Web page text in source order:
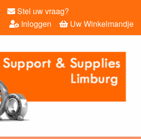
Stel uw vraag?
Uw Winkelmandje
Inloggen